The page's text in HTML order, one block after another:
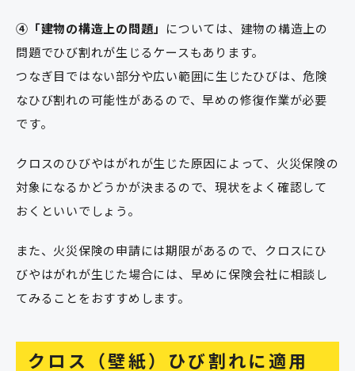
④「建物の構造上の問題」 については、建物の構造上の
問題でひび割れが生じるケースもあります。
つなぎ目ではない部分や広い範囲に生じたひびは、危険
なひび割れの可能性があるので、早めの修復作業が必要
です。
クロスのひびやはがれが生じた原因によって、火災保険の
対象になるかどうかが決まるので、現状をよく確認して
おくといいでしょう。
また、火災保険の申請には期限があるので、クロスにひ
びやはがれが生じた場合には、早めに保険会社に相談し
てみることをおすすめします。
クロス（壁紙）ひび割れに適用